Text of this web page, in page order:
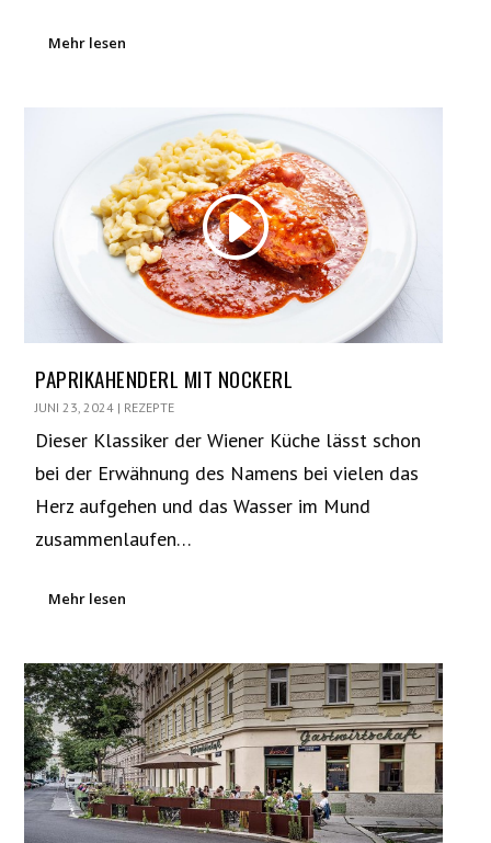
Mehr lesen
PAPRIKAHENDERL MIT NOCKERL
JUNI 23, 2024 | REZEPTE
Dieser Klassiker der Wiener Küche lässt schon
bei der Erwähnung des Namens bei vielen das
Herz aufgehen und das Wasser im Mund
zusammenlaufen…
Mehr lesen